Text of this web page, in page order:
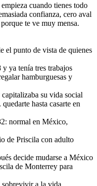
cuando tienes todo
confianza, cero aval
te ve muy mensa.
punto de vista de quienes
ya tenía tres trabajos
hamburguesas y
su vida social
hasta casarte en
normal en México,
de Priscila con adulto
decide mudarse a México
de Monterrey para